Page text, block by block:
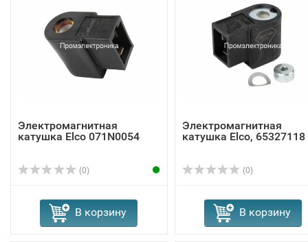
Электромагнитная
катушка Elco 071N0054
(0)
В корзину
Электромагнитная
катушка Elco, 65327118
(0)
В корзину